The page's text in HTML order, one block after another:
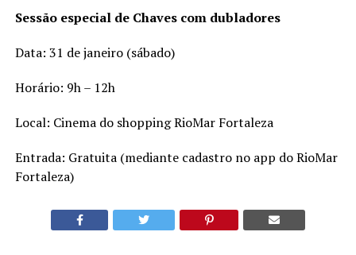
Sessão especial de Chaves com dubladores
Data: 31 de janeiro (sábado)
Horário: 9h – 12h
Local: Cinema do shopping RioMar Fortaleza
Entrada: Gratuita (mediante cadastro no app do RioMar
Fortaleza)